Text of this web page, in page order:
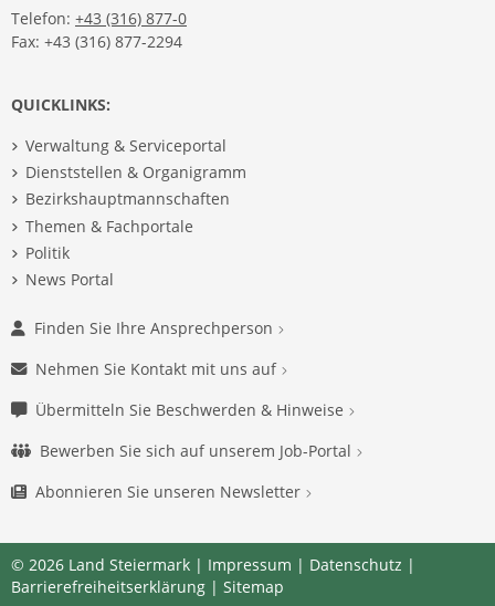
Telefon: +43 (316) 877-0
Fax: +43 (316) 877-2294
QUICKLINKS:
Verwaltung & Serviceportal
Dienststellen & Organigramm
Bezirkshauptmannschaften
Themen & Fachportale
Politik
News Portal
Finden Sie Ihre Ansprechperson
Nehmen Sie Kontakt mit uns auf
Übermitteln Sie Beschwerden & Hinweise
Bewerben Sie sich auf unserem Job-Portal
Abonnieren Sie unseren Newsletter
© 2026 Land Steiermark | Impressum | Datenschutz |
Barrierefreiheitserklärung | Sitemap